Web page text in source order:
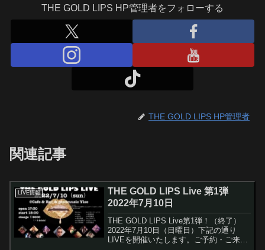
THE GOLD LIPS HP管理者をフォローする
THE GOLD LIPS HP管理者
関連記事
LIVE情報
THE GOLD LIPS Live 第1弾
2022年7月10日
THE GOLD LIPS Live第1弾！（終了）
2022年7月10日（日曜日）下記の通り
LIVEを開催いたします。ご予約・ご来場